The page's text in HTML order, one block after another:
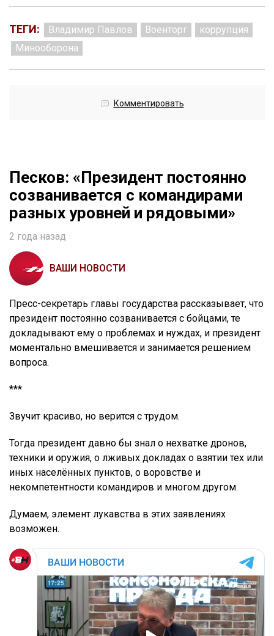
ТЕГИ: Владимир Павлов Военторг
коррупция
Минооборона
Комментировать
Песков: «Президент постоянно
созванивается с командирами
разных уровней и рядовыми»
2 года назад
ВАШИ НОВОСТИ
Пресс-секретарь главы государства рассказывает, что
президент постоянно созванивается с бойцами, те
докладывают ему о проблемах и нуждах, и президент
моментально вмешивается и занимается решением
вопроса.
***
Звучит красиво, но верится с трудом.
Тогда президент давно бы знал о нехватке дронов,
техники и оружия, о лживых докладах о взятии тех или
иных населённых пунктов, о воровстве и
некомпетентности командиров и многом другом.
Думаем, элемент лукавства в этих заявлениях
возможен.